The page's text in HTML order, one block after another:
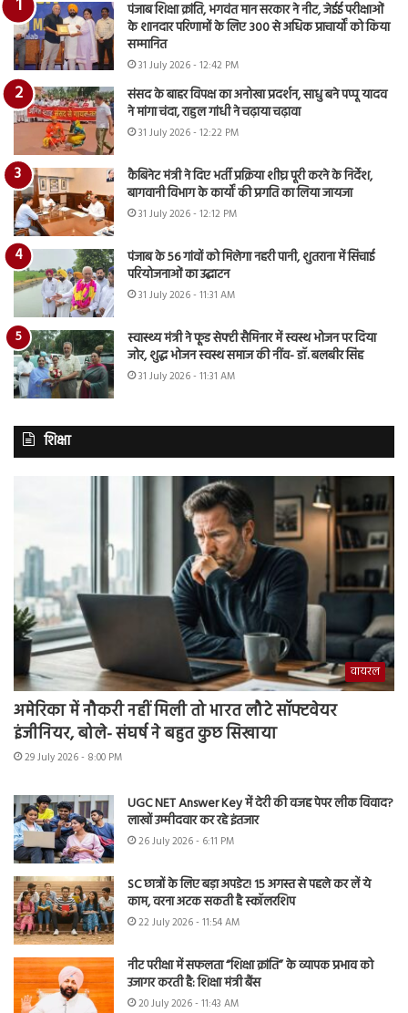
पंजाब शिक्षा क्रांति, भगवंत मान सरकार ने नीट, जेईई परीक्षाओं
के शानदार परिणामों के लिए 300 से अधिक प्राचार्यों को किया
सम्मानित
31 July 2026 - 12:42 PM
संसद के बाहर विपक्ष का अनोखा प्रदर्शन, साधु बने पप्पू यादव
ने मांगा चंदा, राहुल गांधी ने चढ़ाया चढ़ावा
31 July 2026 - 12:22 PM
कैबिनेट मंत्री ने दिए भर्ती प्रक्रिया शीघ्र पूरी करने के निर्देश,
बागवानी विभाग के कार्यों की प्रगति का लिया जायजा
31 July 2026 - 12:12 PM
पंजाब के 56 गांवों को मिलेगा नहरी पानी, शुतराना में सिंचाई
परियोजनाओं का उद्घाटन
31 July 2026 - 11:31 AM
स्वास्थ्य मंत्री ने फूड सेफ्टी सैमिनार में स्वस्थ भोजन पर दिया
जोर, शुद्ध भोजन स्वस्थ समाज की नींव- डॉ. बलबीर सिंह
31 July 2026 - 11:31 AM
शिक्षा
वायरल
अमेरिका में नौकरी नहीं मिली तो भारत लौटे सॉफ्टवेयर
इंजीनियर, बोले- संघर्ष ने बहुत कुछ सिखाया
29 July 2026 - 8:00 PM
UGC NET Answer Key में देरी की वजह पेपर लीक विवाद?
लाखों उम्मीदवार कर रहे इंतजार
26 July 2026 - 6:11 PM
SC छात्रों के लिए बड़ा अपडेट! 15 अगस्त से पहले कर लें ये
काम, वरना अटक सकती है स्कॉलरशिप
22 July 2026 - 11:54 AM
नीट परीक्षा में सफलता “शिक्षा क्रांति” के व्यापक प्रभाव को
उजागर करती है: शिक्षा मंत्री बैंस
20 July 2026 - 11:43 AM